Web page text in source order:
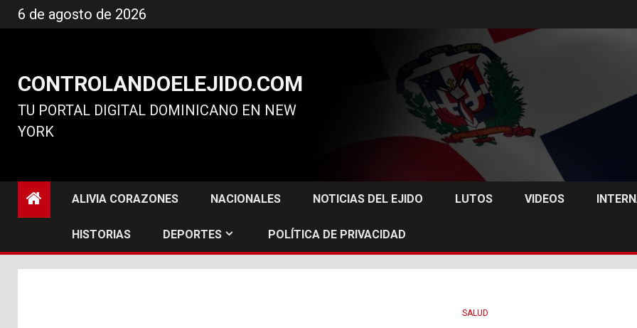
al
6 de agosto de 2026
CONTROLANDOELEJIDO.COM
TU PORTAL DIGITAL DOMINICANO EN NEW
YORK
ALIVIA CORAZONES NACIONALES NOTICIAS DEL EJIDO LUTOS VIDEOS
HISTORIAS DEPORTES POLÍTICA DE PRIVACIDAD
SALUD